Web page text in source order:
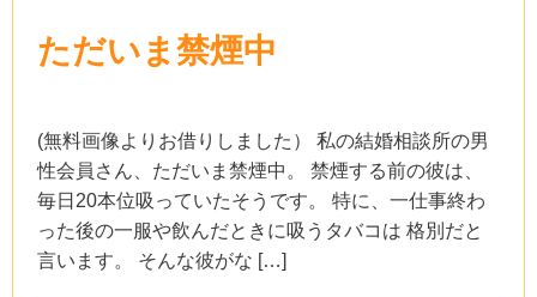
ただいま禁煙中
(無料画像よりお借りしました） 私の結婚相談所の男
性会員さん、ただいま禁煙中。 禁煙する前の彼は、
毎日20本位吸っていたそうです。 特に、一仕事終わ
った後の一服や飲んだときに吸うタバコは 格別だと
言います。 そんな彼がな […]